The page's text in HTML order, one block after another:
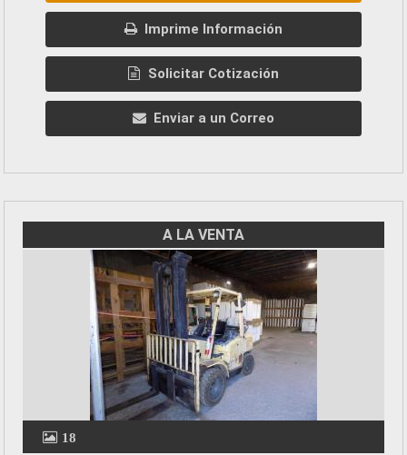
Imprime Información
Solicitar Cotización
Enviar a un Correo
A LA VENTA
18